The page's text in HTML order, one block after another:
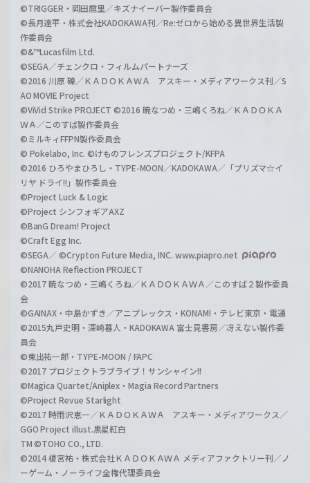
©TRIGGER・岡田麿里／キズナイーバー製作委員会
©長月達平・株式会社KADOKAWA刊／Re:ゼロから始める異世界生活製
作委員会
©&™Lucasfilm Ltd.
©SEGA／チェンクロ・フィルムパートナーズ
©2016 川原 礫／ＫＡＤＯＫＡＷＡ アスキー・メディアワークス刊／S
AO MOVIE Project
©ViVid Strike PROJECT ©2016 暁なつめ・三嶋くろね／ＫＡＤＯＫＡ
ＷＡ／このすば製作委員会
©ミルキィFFPN製作委員会
© Pokelabo, Inc. ©けものフレンズプロジェクト/KFPA
©2016 ひろやまひろし・TYPE-MOON／KADOKAWA／「プリズマ☆イ
リヤ ドライ!!」製作委員会
©Project Luck & Logic
©Project シンフォギアAXZ
©BanG Dream! Project
©Craft Egg Inc.
©SEGA／ ©Crypton Future Media, INC. www.piapro.net
©NANOHA Reflection PROJECT
©2017 暁なつめ・三嶋くろね／ＫＡＤＯＫＡＷＡ／このすば２製作委員
会
©GAINAX・中島かずき／アニプレックス・KONAMI・テレビ東京・電通
©2015丸戸史明・深崎暮人・KADOKAWA 富士見書房／冴えない製作委
員会
©東出祐一郎・TYPE-MOON / FAPC
©2017 プロジェクトラブライブ！サンシャイン!!
©Magica Quartet/Aniplex・Magia Record Partners
©Project Revue Starlight
©2017 時雨沢恵一／ＫＡＤＯＫＡＷＡ アスキー・メディアワークス／
GGO Project illust.黒星紅白
TM ©TOHO CO., LTD.
©2014 榎宮祐・株式会社ＫＡＤＯＫＡＷＡ メディアファクトリー刊／ノ
ーゲーム・ノーライフ全権代理委員会